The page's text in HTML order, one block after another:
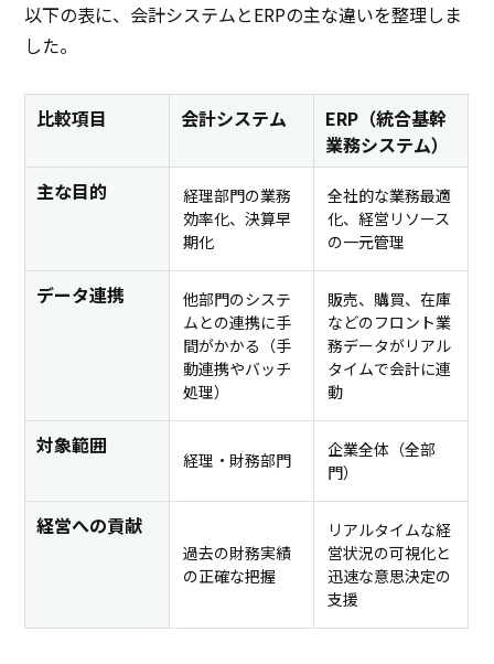
以下の表に、会計システムとERPの主な違いを整理しま
した。
比較項目 会計システム
ERP（統合基幹
業務システム）
主な目的
経理部門の業務
効率化、決算早
期化
全社的な業務最適
化、経営リソース
の一元管理
データ連携
他部門のシステ
ムとの連携に手
間がかかる（手
動連携やバッチ
処理）
販売、購買、在庫
などのフロント業
務データがリアル
タイムで会計に連
動
対象範囲
経理・財務部門
企業全体（全部
門）
経営への貢献
過去の財務実績
の正確な把握
リアルタイムな経
営状況の可視化と
迅速な意思決定の
支援